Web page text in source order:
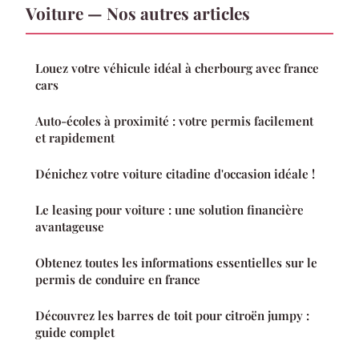
Voiture — Nos autres articles
Louez votre véhicule idéal à cherbourg avec france
cars
Auto-écoles à proximité : votre permis facilement
et rapidement
Dénichez votre voiture citadine d'occasion idéale !
Le leasing pour voiture : une solution financière
avantageuse
Obtenez toutes les informations essentielles sur le
permis de conduire en france
Découvrez les barres de toit pour citroën jumpy :
guide complet